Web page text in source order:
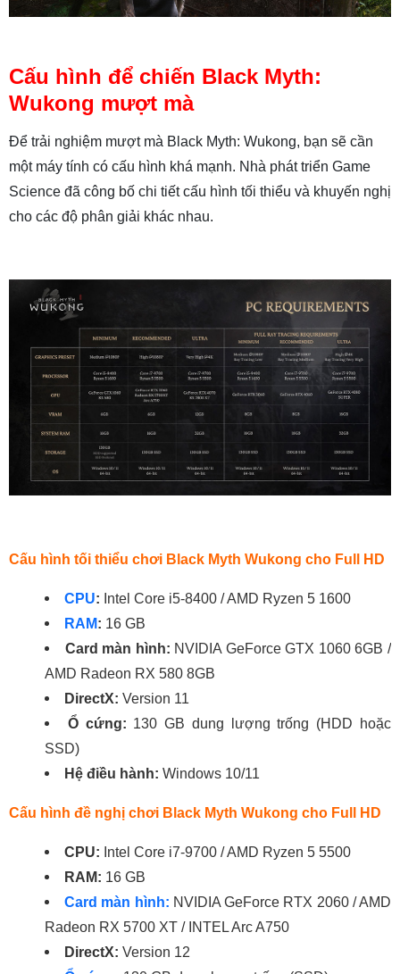
Cấu hình để chiến Black Myth:
Wukong mượt mà
Để trải nghiệm mượt mà Black Myth: Wukong, bạn sẽ cần
một máy tính có cấu hình khá mạnh. Nhà phát triển Game
Science đã công bố chi tiết cấu hình tối thiểu và khuyến nghị
cho các độ phân giải khác nhau.
Cấu hình tối thiểu chơi Black Myth Wukong cho Full HD
CPU: Intel Core i5-8400 / AMD Ryzen 5 1600
RAM: 16 GB
Card màn hình: NVIDIA GeForce GTX 1060 6GB /
AMD Radeon RX 580 8GB
DirectX: Version 11
Ổ cứng: 130 GB dung lượng trống (HDD hoặc
SSD)
Hệ điều hành: Windows 10/11
Cấu hình đề nghị chơi Black Myth Wukong cho Full HD
CPU: Intel Core i7-9700 / AMD Ryzen 5 5500
RAM: 16 GB
Card màn hình: NVIDIA GeForce RTX 2060 / AMD
Radeon RX 5700 XT / INTEL Arc A750
DirectX: Version 12